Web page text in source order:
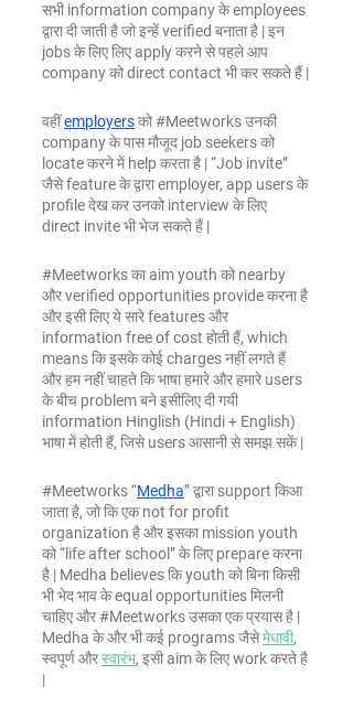
सभी information company के employees
द्वारा दी जाती है जो इन्हें verified बनाता है | इन
jobs के लिए लिए apply करने से पहले आप
company को direct contact भी कर सकते हैं |
वहींemployers को #Meetworks उनकी
company के पास मौजूद job seekers को
locate करने में help करता है | “Job invite”
जैसे feature के द्वारा employer, app users के
profile देख कर उनको interview के लिए
direct invite भी भेज सकते हैं |
#Meetworks का aim youth को nearby
और verified opportunities provide करना है
और इसी लिए ये सारे features और
information free of cost होती हैं, which
means कि इसके कोई charges नहीं लगते हैं
और हम नहीं चाहते कि भाषा हमारे और हमारे users
के बीच problem बने इसीलिए दी गयी
information Hinglish (Hindi + English)
भाषा में होती हैं, जिसे users आसानी से समझ सकें |
#Meetworks “Medha” द्वारा support किआ
जाता है, जो कि एक not for profit
organization है और इसका mission youth
को “life after school” के लिए prepare करना
है | Medha believes कि youth को बिना किसी
भी भेद भाव के equal opportunities मिलनी
चाहिए और #Meetworks उसका एक प्रयास है |
Medha के और भी कई programs जैसे मेधावी,
स्वपूर्ण और स्वारंभ, इसी aim के लिए work करते है
|